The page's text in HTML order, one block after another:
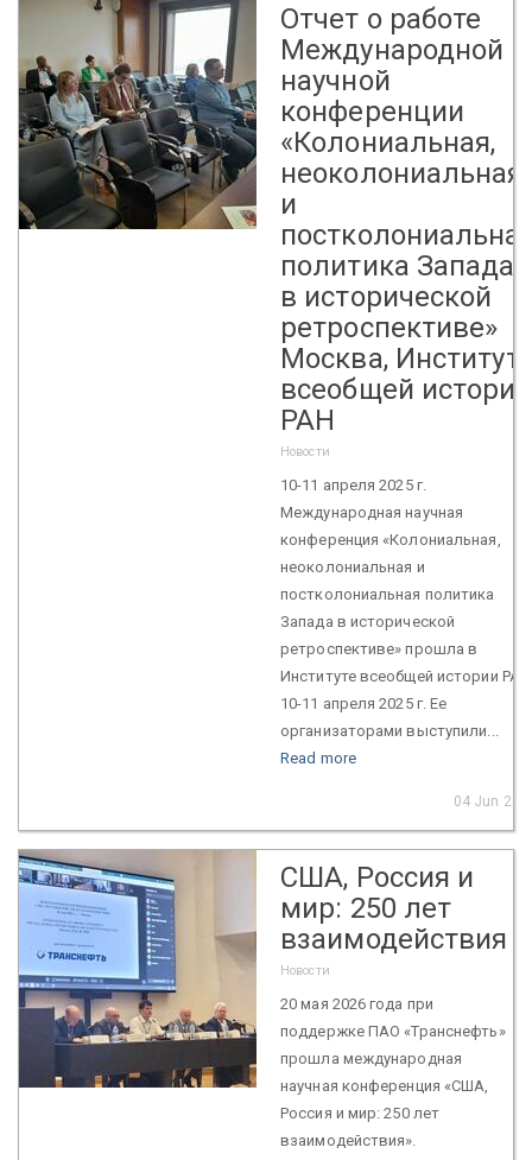
Отчет о работе
Международной
научной
конференции
«Колониальная,
неоколониальная
и
политика Запада
в исторической
ретроспективе»
Москва, Институт
всеобщей истории
РАН
Новости
10-11 апреля 2025 г.
Международная научная
конференция «Колониальная,
неоколониальная и
постколониальная политика
Запада в исторической
ретроспективе» прошла в
Институте всеобщей истории РАН
10-11 апреля 2025 г. Ее
организаторами выступили...
Read more
04 Jun
США, Россия и
мир: 250 лет
взаимодействия
Новости
20 мая 2026 года при
поддержке ПАО «Транснефть»
прошла международная
научная конференция «США,
Россия и мир: 250 лет
взаимодействия».